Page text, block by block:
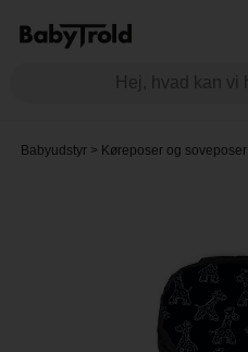
Babyudstyr> Køreposer og soveposer